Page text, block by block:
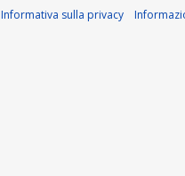
Informativa sulla privacy